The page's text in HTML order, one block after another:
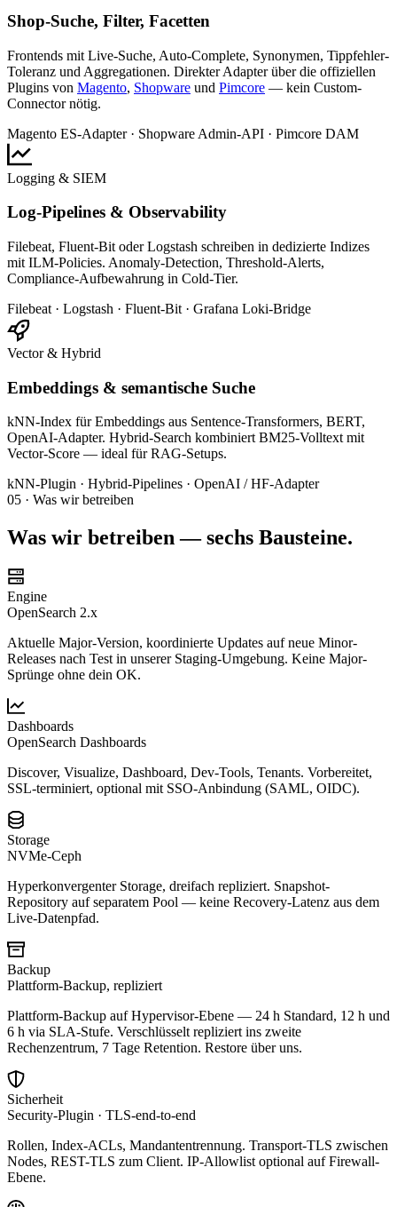
Shop-Suche, Filter, Facetten
Frontends mit Live-Suche, Auto-Complete, Synonymen, Tippfehler-
Toleranz und Aggregationen. Direkter Adapter über die offiziellen
Plugins von Magento, Shopware und Pimcore — kein Custom-
Connector nötig.
Magento ES-Adapter · Shopware Admin-API · Pimcore DAM
Logging & SIEM
Log-Pipelines & Observability
Filebeat, Fluent-Bit oder Logstash schreiben in dedizierte Indizes
mit ILM-Policies. Anomaly-Detection, Threshold-Alerts,
Compliance-Aufbewahrung in Cold-Tier.
Filebeat · Logstash · Fluent-Bit · Grafana Loki-Bridge
Vector & Hybrid
Embeddings & semantische Suche
kNN-Index für Embeddings aus Sentence-Transformers, BERT,
OpenAI-Adapter. Hybrid-Search kombiniert BM25-Volltext mit
Vector-Score — ideal für RAG-Setups.
kNN-Plugin · Hybrid-Pipelines · OpenAI / HF-Adapter
05 · Was wir betreiben
Was wir betreiben — sechs Bausteine.
Engine
OpenSearch 2.x
Aktuelle Major-Version, koordinierte Updates auf neue Minor-
Releases nach Test in unserer Staging-Umgebung. Keine Major-
Sprünge ohne dein OK.
Dashboards
OpenSearch Dashboards
Discover, Visualize, Dashboard, Dev-Tools, Tenants. Vorbereitet,
SSL-terminiert, optional mit SSO-Anbindung (SAML, OIDC).
Storage
NVMe-Ceph
Hyperkonvergenter Storage, dreifach repliziert. Snapshot-
Repository auf separatem Pool — keine Recovery-Latenz aus dem
Live-Datenpfad.
Backup
Plattform-Backup, repliziert
Plattform-Backup auf Hypervisor-Ebene — 24 h Standard, 12 h und
6 h via SLA-Stufe. Verschlüsselt repliziert ins zweite
Rechenzentrum, 7 Tage Retention. Restore über uns.
Sicherheit
Security-Plugin · TLS-end-to-end
Rollen, Index-ACLs, Mandantentrennung. Transport-TLS zwischen
Nodes, REST-TLS zum Client. IP-Allowlist optional auf Firewall-
Ebene.